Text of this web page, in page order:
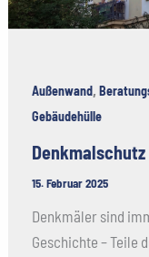
Außenwand,
Gebäudehülle
Denkmalschutz
15. Februar 2025
Denkmäler sind
Geschichte – Teile